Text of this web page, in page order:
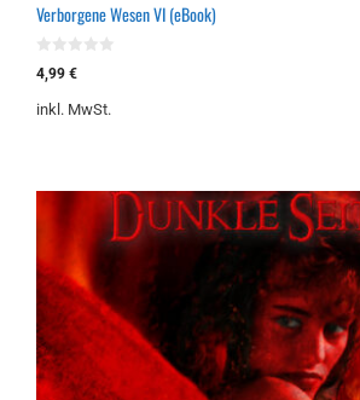
Verborgene Wesen VI (eBook)
0
v
n
4,99 €
inkl. MwSt.